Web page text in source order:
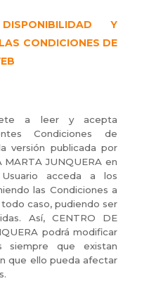
Y
CONDICIONES DE
a leer y acepta
Condiciones de
versión publicada por
MARTA JUNQUERA en
acceda a los
las Condiciones a
caso, pudiendo ser
Así, CENTRO DE
podrá modificar
siempre que existan
que ello pueda afectar